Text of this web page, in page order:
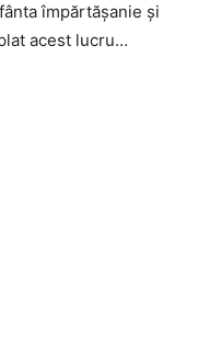
împărtășanie și
acest lucru…